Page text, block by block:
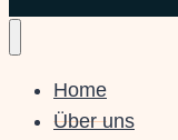
Home
Über uns